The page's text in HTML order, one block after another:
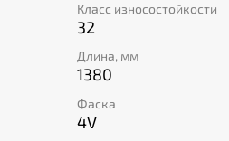
Класс износостойкости
32
Длина, мм
1380
Фаска
4V